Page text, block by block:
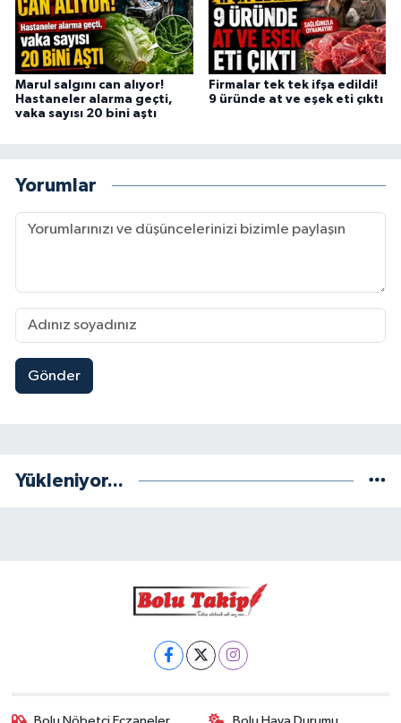
Marul salgını can alıyor!
Hastaneler alarma geçti,
vaka sayısı 20 bini aştı
Firmalar tek tek ifşa edildi!
9 üründe at ve eşek eti çıktı
Yorumlar
Gönder
Yükleniyor...